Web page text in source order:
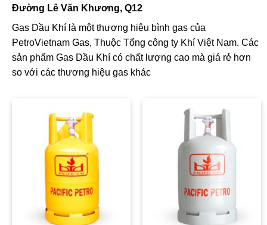
Đường Lê Văn Khương, Q12
Gas Dầu Khí là một thương hiệu bình gas của
PetroVietnam Gas, Thuộc Tổng công ty Khí Việt Nam. Các
sản phẩm Gas Dầu Khí có chất lượng cao mà giá rẻ hơn
so với các thương hiệu gas khác